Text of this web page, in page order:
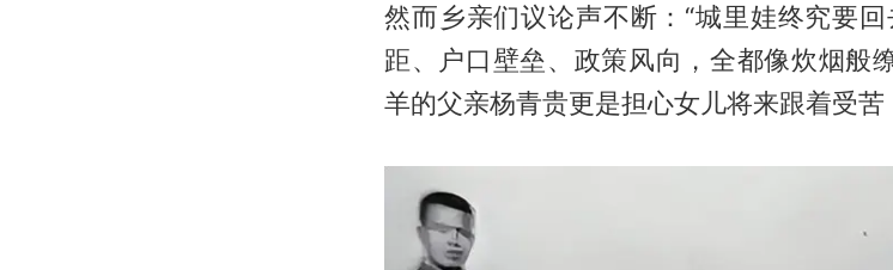
然而乡亲们议论声不断：“城里娃终究要
距、户口壁垒、政策风向，全都像炊烟般
羊的父亲杨青贵更是担心女儿将来跟着受苦